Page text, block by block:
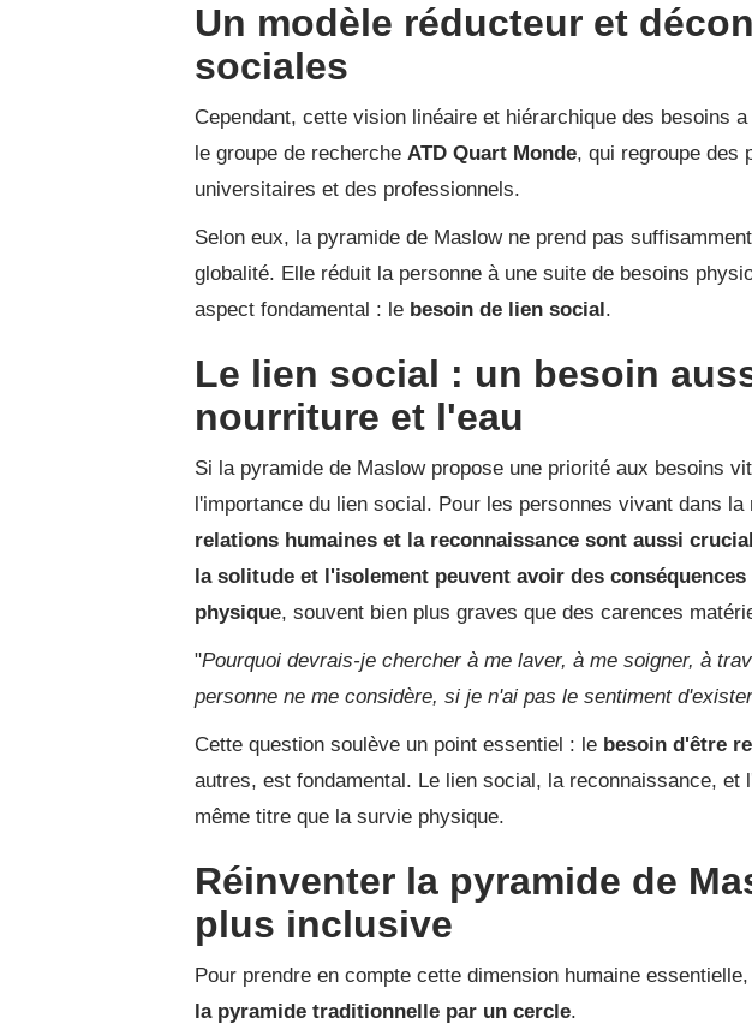
Un modèle réducteur et
sociales
Cependant, cette vision linéaire et hiérarchique des besoins a
le groupe de recherche ATD Quart Monde, qui regroupe des
universitaires et des professionnels.
Selon eux, la pyramide de Maslow ne prend pas
globalité. Elle réduit la personne à une suite de besoins
aspect fondamental : le besoin de lien social.
Le lien social : un besoin
nourriture et l'eau
Si la pyramide de Maslow propose une priorité aux besoins
l'importance du lien social. Pour les personnes vivant dans
relations humaines et la reconnaissance sont aussi
la solitude et l'isolement peuvent avoir des
physique, souvent bien plus graves que des carences
"Pourquoi devrais-je chercher à me laver, à me soigner, à
personne ne me considère, si je n'ai pas le sentiment
Cette question soulève un point essentiel : le besoin d'être
autres, est fondamental. Le lien social, la reconnaissance,
même titre que la survie physique.
Réinventer la pyramide de
plus inclusive
Pour prendre en compte cette dimension humaine essentielle,
la pyramide traditionnelle par un cercle.